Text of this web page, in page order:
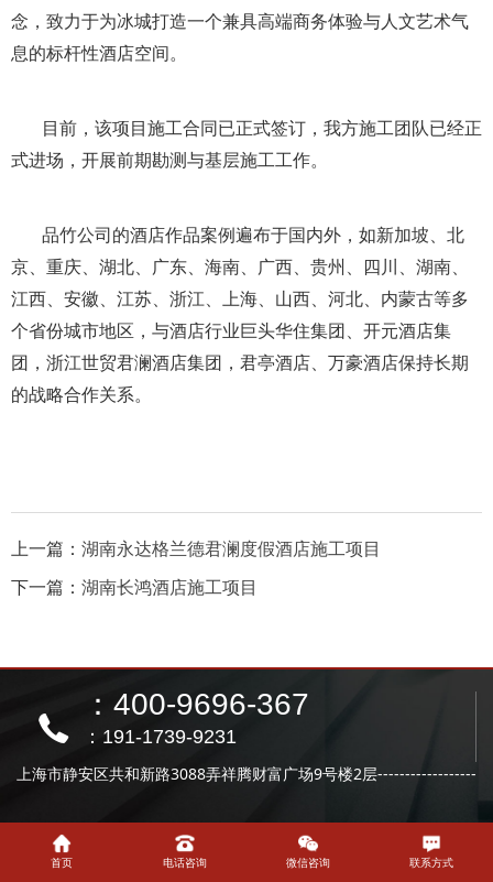
念，致力于为冰城打造一个兼具高端商务体验与人文艺术气
息的标杆性酒店空间。
目前，该项目施工合同已正式签订，我方施工团队已经正
式进场，开展前期勘测与基层施工工作。
品竹公司的酒店作品案例遍布于国内外，如新加坡、北
京、重庆、湖北、广东、海南、广西、贵州、四川、湖南、
江西、安徽、江苏、浙江、上海、山西、河北、内蒙古等多
个省份城市地区，与酒店行业巨头华住集团、开元酒店集
团，浙江世贸君澜酒店集团，君亭酒店、万豪酒店保持长期
的战略合作关系。
上一篇： 湖南永达格兰德君澜度假酒店施工项目
下一篇： 湖南长鸿酒店施工项目
：400-9696-367
：191-1739-9231
上海市静安区共和新路3088弄祥腾财富广场9号楼2层------------------
锐广场A座
Copyright © 2024 上海品竹建筑装潢工程有限公司沪ICP备10009786号
XML
技术支持：
中立科技
首页 电话咨询 微信咨询 联系方式